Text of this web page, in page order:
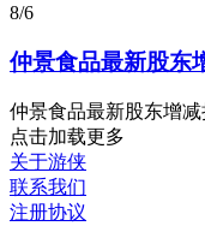
8/6
仲景食品最新股东
仲景食品最新股东增
点击加载更多
关于游侠
联系我们
注册协议